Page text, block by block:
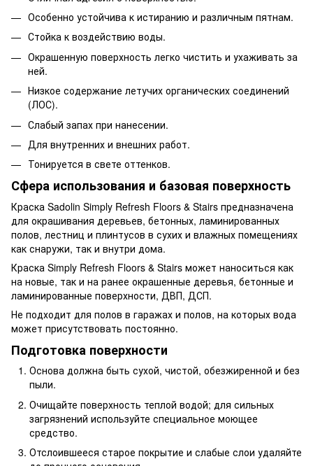
Особенно устойчива к истиранию и различным пятнам.
Стойка к воздействию воды.
Окрашенную поверхность легко чистить и ухаживать за
ней.
Низкое содержание летучих органических соединений
(ЛОС).
Слабый запах при нанесении.
Для внутренних и внешних работ.
Тонируется в свете оттенков.
Сфера использования и базовая поверхность
Краска Sadolin Simply Refresh Floors & Stairs предназначена
для окрашивания деревьев, бетонных, ламинированных
полов, лестниц и плинтусов в сухих и влажных помещениях
как снаружи, так и внутри дома.
Краска Simply Refresh Floors & Stairs может наноситься как
на новые, так и на ранее окрашенные деревья, бетонные и
ламинированные поверхности, ДВП, ДСП.
Не подходит для полов в гаражах и полов, на которых вода
может присутствовать постоянно.
Подготовка поверхности
Основа должна быть сухой, чистой, обезжиренной и без
пыли.
Очищайте поверхность теплой водой; для сильных
загрязнений используйте специальное моющее
средство.
Отслоившееся старое покрытие и слабые слои удаляйте